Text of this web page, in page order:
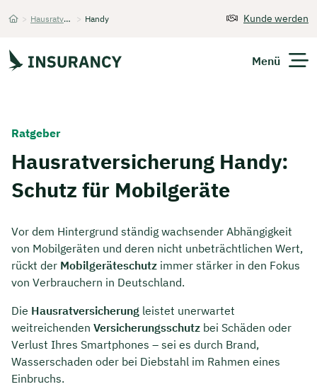
> Hausratversicherung > Handy Kunde werden
Menü
Finanzen
Über Uns
Kontakt
Ratgeber
Hausratversicherung Handy:
Schutz für Mobilgeräte
Vor dem Hintergrund ständig wachsender Abhängigkeit
von Mobilgeräten und deren nicht unbeträchtlichen Wert,
rückt der Mobilgeräteschutz immer stärker in den Fokus
von Verbrauchern in Deutschland.
Die Hausratversicherung leistet unerwartet
weitreichenden Versicherungsschutz bei Schäden oder
Verlust Ihres Smartphones – sei es durch Brand,
Wasserschaden oder bei Diebstahl im Rahmen eines
Einbruchs.